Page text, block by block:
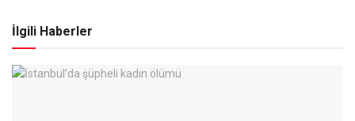
İlgili Haberler